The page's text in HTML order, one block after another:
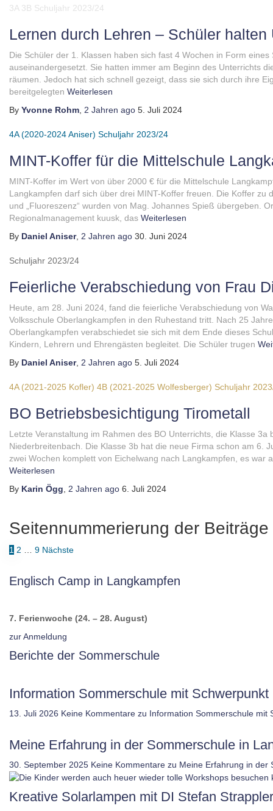
3A 3B Schuljahr 2023/24
Lernen durch Lehren – Schüler halten
Die Schüler der 1. Klassen haben sich fast 4 Wochen in Form
auseinandergesetzt. Sie hatten immer am Beginn des Unterrichts
räumen. Jedoch hat sich schnell gezeigt, dass sie sich durch ihre
bereitgelegten Weiterlesen
By Yvonne Rohm 2 Jahren ago 5. Juli 2024
4A (2020-2024 Aniser) Schuljahr 2023/24
MINT-Koffer für die Mittelschule
MINT-Koffer im Wert von über 2000 € für die Mittelschule
Langkampfen darf sich über drei MINT-Koffer freuen. Die Koffer zu
und „Fluoreszenz“ wurden von Mag. Johannes Spieß übergeben.
Regionalmanagement kuusk, das Weiterlesen
By Daniel Aniser, 2 Jahren ago 30. Juni 2024
Schuljahr 2023/24
Feierliche Verabschiedung von Frau
Heute, am 28. Juni 2024, fand die feierliche Verabschiedung von
Volksschule Oberlangkampfen in den Ruhestand tritt. Nach 25
Oberlangkampfen verabschiedet sie sich mit dem Ende dieses
Kindern, Lehrern und Ehrengästen begleitet. Die Schüler trugen
By Daniel Aniser, 2 Jahren ago 5. Juli 2024
4A (2021-2025 Kofler) 4B (2021-2025 Wolfesberger) Schuljahr
BO Betriebsbesichtigung Tirometall
Letzte Veranstaltung im Rahmen des BO Unterrichts, die Klasse
Niederbreitenbach. Die Klasse 3b hat die neue Firma schon am 6.
zwei Wochen komplett von Eichelwang nach Langkampfen, es war
Weiterlesen
By Karin Ögg 2 Jahren ago 6. Juli 2024
Seitennummerierung der Beiträge
1 2 9 Nächste
Englisch Camp in Langkampfen
7. Ferienwoche (24. – 28. August)
zur Anmeldung
Berichte der Sommerschule
Information Sommerschule mit
13. Juli 2026 Keine Kommentare zu Information Sommerschule
Meine Erfahrung in der Sommerschule in
30. September 2025 Keine Kommentare zu Meine Erfahrung in der
Kreative Solarlampen mit DI Stefan